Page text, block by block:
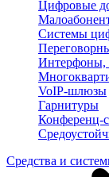
Цифровые
Системы
Интерфоны,
VoIP-шлюзы
Гарнитуры
Конференц-
Средства и